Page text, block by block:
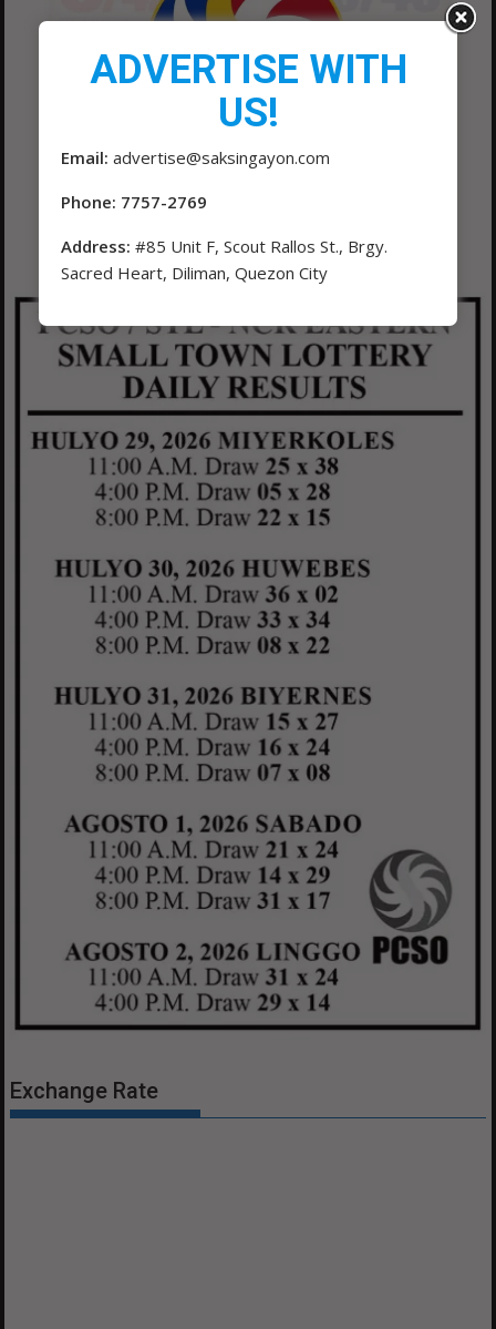
Exchange Rate
ADVERTISE WITH
US!
Email: advertise@saksingayon.com
Phone: 7757-2769
Address: #85 Unit F, Scout Rallos St., Brgy.
Sacred Heart, Diliman, Quezon City